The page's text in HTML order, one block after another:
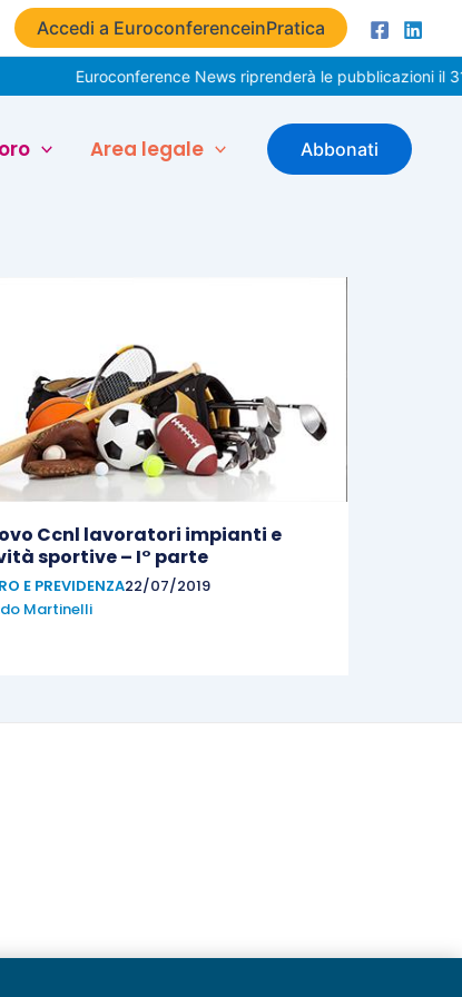
Accedi a EuroconferenceinPratica
Euroconference News riprenderà le pubblicazioni il 31
Area legale Abbonati
Ccnl lavoratori impianti e
sportive – I° parte
E PREVIDENZA22/07/2019
Martinelli